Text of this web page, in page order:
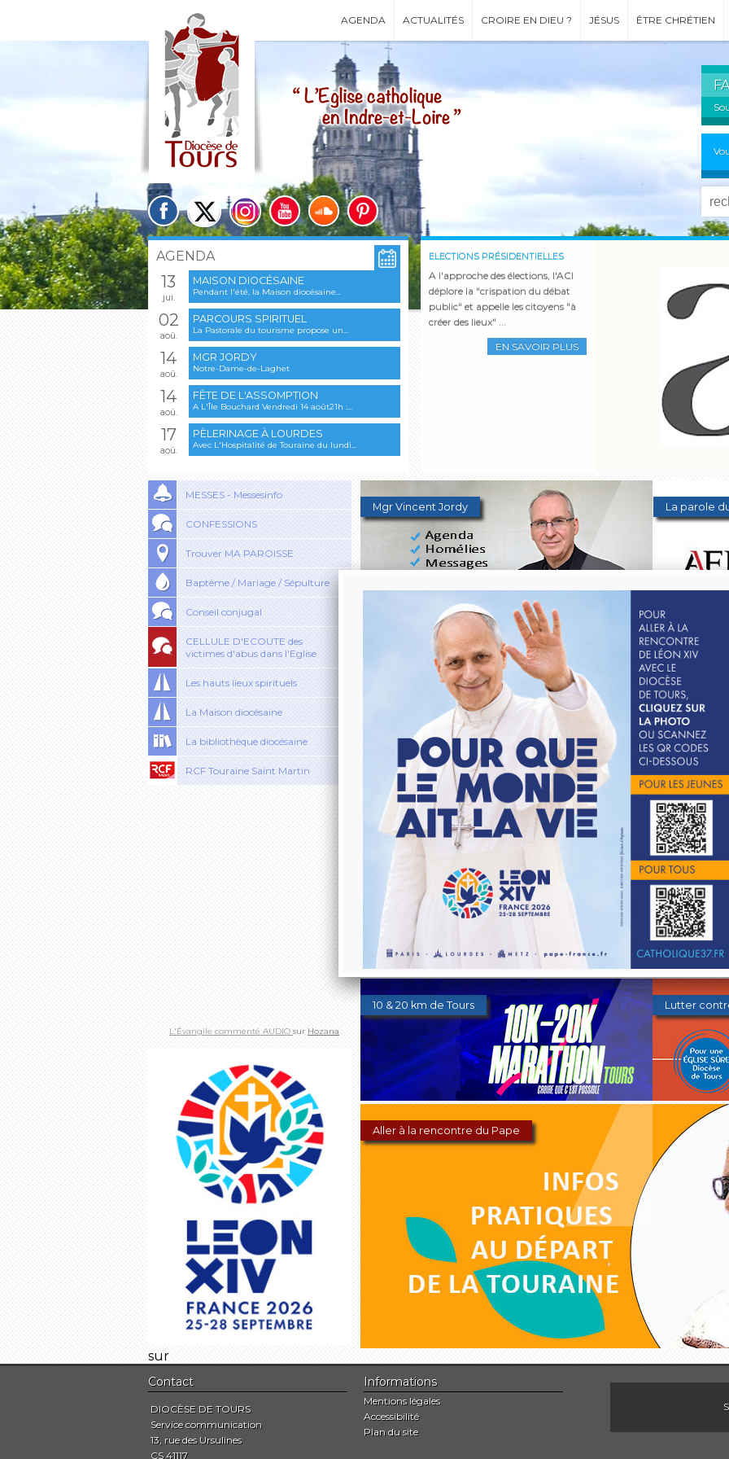
AGENDA ACTUALITÉS CROIRE EN DIEU ? JÉSUS ÊTRE CHRÉTIEN
AGENDA
13
jui.
MAISON DIOCÉSAINE
Pendant l'été, la Maison diocésaine...
02
aoû.
PARCOURS SPIRITUEL
La Pastorale du tourisme propose un...
14
aoû.
MGR JORDY
Notre-Dame-de-Laghet
14
aoû.
FÊTE DE L'ASSOMPTION
A L'Île Bouchard Vendredi 14 août21h :...
17
aoû.
PÈLERINAGE À LOURDES
Avec L'Hospitalité de Touraine du lundi...
ELECTIONS PRÉSIDENTIELLES
A l'approche des élections, l'ACI
déplore la "crispation du débat
public" et appelle les citoyens "à
créer des lieux" ...
EN SAVOIR PLUS
COMMUNIQUÉ
INCENDIES - COMMUNIQUÉ DE LA
CEF
EN SAVOIR PLUS
L'ÉTÉ À NOTRE-DAME DU LAUS
EN SAVOIR PLUS
RCF À L'HEURE D'ÉTÉ
ORDINATIONS DIACONALES
EN SAVOIR PLUS
PARCOURS SPIRITUEL 2026
MESSES - Messesinfo
CONFESSIONS
Trouver MA PAROISSE
Baptême / Mariage / Sépulture
Conseil conjugal
CELLULE D'ECOUTE des
victimes d'abus dans l'Eglise
Les hauts lieux spirituels
La Maison diocésaine
La bibliothèque diocésaine
RCF Touraine Saint Martin
Mgr Vincent Jordy La parole
2026 : année de la charité
Les orientations diocésaines 2026 Donner au
10 & 20 km de Tours Lutter
Aller à la rencontre du Pape
L'Évangile commenté AUDIO sur Hozana
sur
Contact
DIOCÈSE DE TOURS
Service communication
13, rue des Ursulines
CS 41117
Informations
Mentions légales
Accessibilité
Plan du site